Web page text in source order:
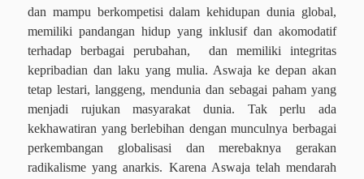
dan mampu berkompetisi dalam kehidupan dunia global,
memiliki pandangan hidup yang inklusif dan akomodatif
terhadap berbagai perubahan,
dan memiliki integritas
kepribadian dan laku yang mulia. Aswaja ke depan akan
tetap lestari, langgeng, mendunia dan sebagai paham yang
menjadi rujukan masyarakat dunia. Tak perlu ada
kekhawatiran yang berlebihan dengan munculnya berbagai
perkembangan globalisasi dan merebaknya gerakan
radikalisme yang anarkis. Karena Aswaja telah mendarah